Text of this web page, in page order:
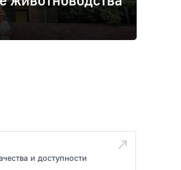
и доступности